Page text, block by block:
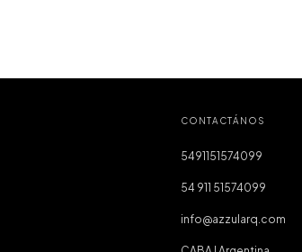
CONTACTÁNOS
5491151574099
54 911 51574099
info@azzularq.com